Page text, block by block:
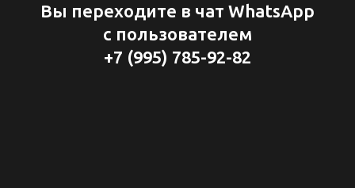
Вы переходите в чат WhatsApp
с пользователем
+7 (995) 785-92-82